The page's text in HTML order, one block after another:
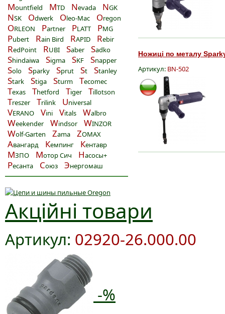
Mountfield MTD Nevada NGK
NSK Odwerk Oleo-Mac Oregon
ORLEON Partner PLATT PMG
Pubert Rain Bird RAPID Rebir
RedPoint RUBI Saber Sadko
Shindaiwa Sigma SKF Snapper
Solo Sparky Sprut St Stanley
Stark Stiga Sturm Tecomec
Texas Thetford Tiger Tillotson
Treszer Trilink Universal
VERANO Vini Vitals Walbro
Weekender Windsor WINZOR
Wolf-Garten Zama ZOMAX
Авангард Кемпинг Кентавр
МЗПО Мотор Сич Насосы+
Ресанта Союз Энергомаш
Ножиці по металу
Артикул: BN-502
Акційні товари
Артикул: 02920-26.000.00
-%